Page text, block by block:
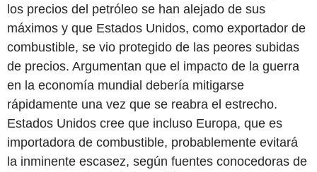
los precios del petróleo se han alejado de sus
máximos y que Estados Unidos, como exportador de
combustible, se vio protegido de las peores subidas
de precios. Argumentan que el impacto de la guerra
en la economía mundial debería mitigarse
rápidamente una vez que se reabra el estrecho.
Estados Unidos cree que incluso Europa, que es
importadora de combustible, probablemente evitará
la inminente escasez, según fuentes conocedoras de